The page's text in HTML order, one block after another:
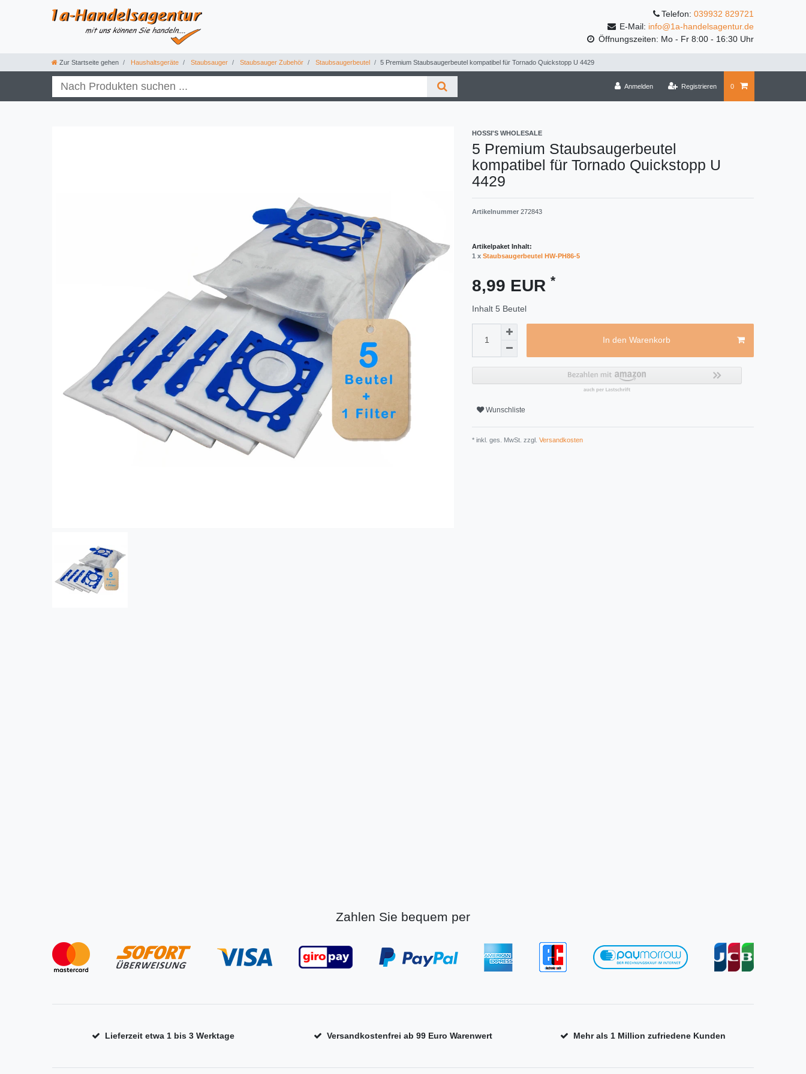
Telefon: 039932 829721
E-Mail: info@1a-handelsagentur.de
Öffnungszeiten: Mo - Fr 8:00 - 16:30 Uhr
Zur Startseite gehen Haushaltsgeräte Staubsauger Staubsauger Zubehör Staubsaugerbeutel 5 Premium Staubsaugerbeutel kompatibel für Tornado Quickstopp U 4429
Anmelden Registrieren 0
HOSSI'S WHOLESALE
5 Premium Staubsaugerbeutel
kompatibel für Tornado Quickstopp U
4429
Artikelnummer 272843
Artikelpaket Inhalt:
1 x Staubsaugerbeutel HW-PH86-5
8,99 EUR *
Inhalt 5 Beutel
In den Warenkorb
Wunschliste
* inkl. ges. MwSt. zzgl. Versandkosten
Zahlen Sie bequem per
Lieferzeit etwa 1 bis 3 Werktage Versandkostenfrei ab 99 Euro Warenwert Mehr als 1 Million zufriedene Kunden